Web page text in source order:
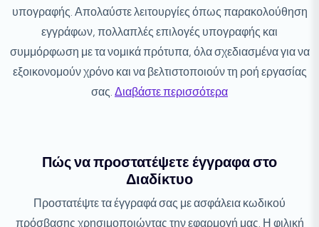
υπογραφής. Απολαύστε λειτουργίες όπως παρακολούθηση
εγγράφων, πολλαπλές επιλογές υπογραφής και
συμμόρφωση με τα νομικά πρότυπα, όλα σχεδιασμένα για να
εξοικονομούν χρόνο και να βελτιστοποιούν τη ροή εργασίας
σας.Διαβάστε περισσότερα
Πώς να προστατέψετε έγγραφα στο
Διαδίκτυο
Προστατέψτε τα έγγραφά σας με ασφάλεια κωδικού
πρόσβασης χρησιμοποιώντας την εφαρμογή μας. Η φιλική